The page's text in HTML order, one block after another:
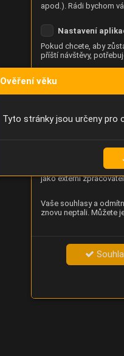
apod.). Rádi bychom
Nastavení
Pokud chcete, aby
příští návštěvy,
Analýza chování
stránek a heatmapy),
zlepšovat obsah a
jako externí
Vaše souhlasy a
znovu neptali. Můžete
Ověření věku
Tyto stránky jsou určeny pro